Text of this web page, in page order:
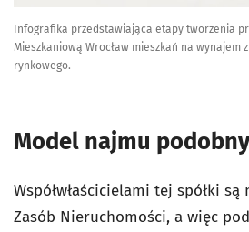
Infografika przedstawiająca etapy tworzenia
Mieszkaniową Wrocław mieszkań na wynajem
rynkowego.
Model najmu
Współwłaścicielami tej spółki
Zasób Nieruchomości, a więc